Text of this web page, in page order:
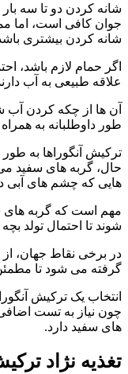
شانه کردن دو تا سه
جوان کافی است، اما
شانه کردن بیشتری
اگر حمام لازم باشد،
علاقه طبیعی به آب
آن‌ ها از چکه کردن
طور داوطلبانه به
ترکیش آنگوراها به
حال، گربه‌ های سفید می‌
هایی که چشم‌ های آبی
مهم است که گربه‌ های
شوند تا احتمال تولد
گرفته می‌ شود تا
انتخاب یک ترکیش
چون نیاز به تست
های سفید دارد.
تغذیه نژاد